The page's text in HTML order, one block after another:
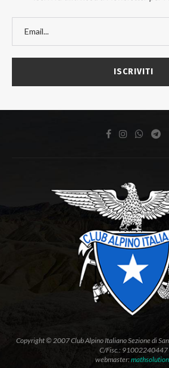
Copyright © 2007 Club Alpino Italiano Sezione di
C/Fisc.: 91002240447
webmaster: